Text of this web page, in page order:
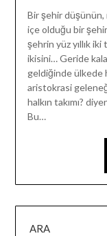
Bir şehir düşünün,
içe olduğu bir
şehrin yüz yıllık iki
ikisini… Geride
geldiğinde ülkede
aristokrasi
halkın takımı?
Bu…
ARA